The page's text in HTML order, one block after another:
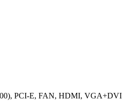
PCI-E, FAN, HDMI, VGA+DVI